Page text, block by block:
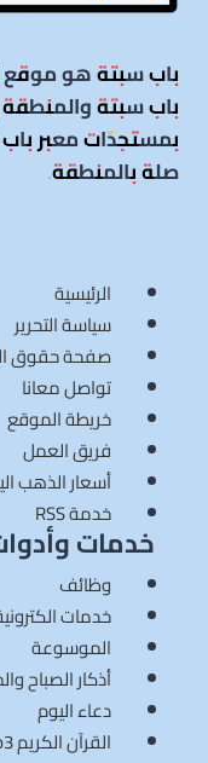
باب سبتة هو موقع
باب سبتة والمنطقة
بمستجدّات معبر
صلة بالمنطقة.
الرئيسية
سياسة التحرير
صفحة حقوق
تواصل معانا
خريطة الموقع
فريق العمل
أسعار الذهب
خدمة RSS
خدمات
وظائف
خدمات
الموسوعة
أذكار الصباح
دعاء اليوم
القرآن الكريم mp3